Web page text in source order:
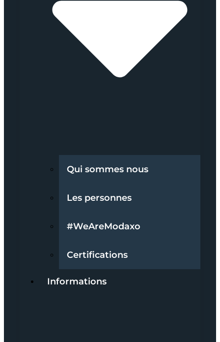
Qui sommes nous
Les personnes
#WeAreModaxo
Certifications
Informations